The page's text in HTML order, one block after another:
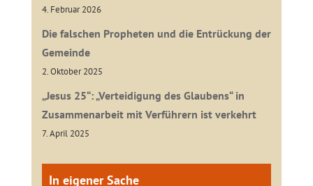
4. Februar 2026
Die falschen Propheten und die Entrückung der
Gemeinde
2. Oktober 2025
„Jesus 25“: „Verteidigung des Glaubens“ in
Zusammenarbeit mit Verführern ist verkehrt
7. April 2025
In eigener Sache